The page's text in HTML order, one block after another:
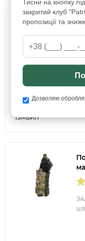
Ізмаил
закритий клуб
пропозиції та
Дозволяю